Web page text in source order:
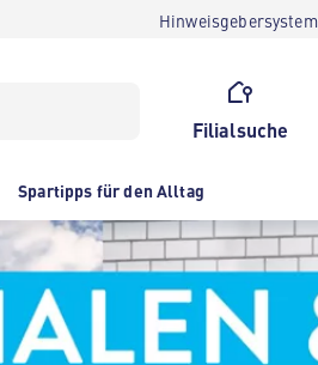
Hinweisgebersystem
Filialsuche
Spartipps für den Alltag